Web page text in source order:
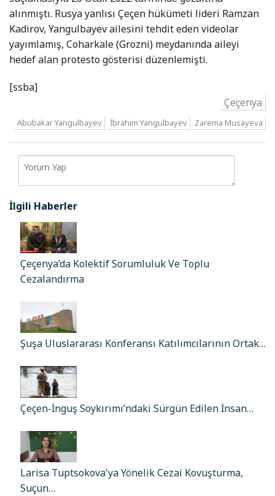
alınmıştı. Rusya yanlısı Çeçen hükümeti lideri Ramzan
Kadirov, Yangulbayev ailesini tehdit eden videolar
yayımlamış, Coharkale (Grozni) meydanında aileyi
hedef alan protesto gösterisi düzenlemişti.
[ssba]
Çeçenya
Abubakar Yangulbayev İbrahim Yangulbayev Zarema Musayeva
İlgili Haberler
Çeçenya’da Kolektif Sorumluluk Ve Toplu
Cezalandırma
Şuşa Uluslararası Konferansı Katılımcılarının Ortak…
Çeçen-İnguş Soykırımı’ndaki Sürgün Edilen İnsan…
Larisa Tuptsokova'ya Yönelik Cezai Kovuşturma,
Suçun…